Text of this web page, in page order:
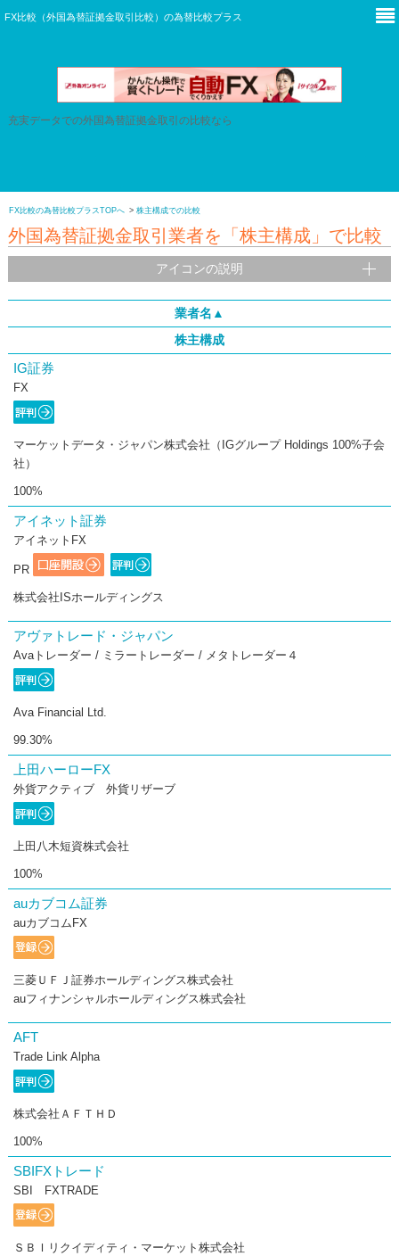
FX比較（外国為替証拠金取引比較）の為替比較プラス
本サイトは広告を含みます。
充実データでの外国為替証拠金取引の比較なら
FX比較の為替比較プラスTOPへ 株主構成での比較
外国為替証拠金取引業者を「株主構成」で比較
アイコンの説明
業者名▲
株主構成
IG証券
FX
マーケットデータ・ジャパン株式会社（IGグループ Holdings 100%子会
社）
100%
アイネット証券
アイネットFX
PR
株式会社ISホールディングス
アヴァトレード・ジャパン
Avaトレーダー / ミラートレーダー / メタトレーダー４
Ava Financial Ltd.
99.30%
上田ハーローFX
外貨アクティブ 外貨リザーブ
上田八木短資株式会社
100%
auカブコム証券
auカブコムFX
三菱ＵＦＪ証券ホールディングス株式会社
auフィナンシャルホールディングス株式会社
AFT
Trade Link Alpha
株式会社ＡＦＴＨＤ
100%
SBIFXトレード
SBI FXTRADE
ＳＢＩリクイディティ・マーケット株式会社